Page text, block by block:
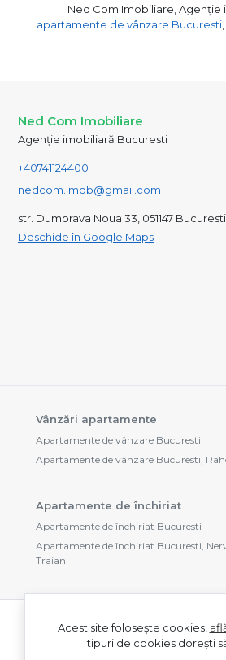
Ned Com Imobiliare, Agenție
apartamente de vânzare Bucuresti
Ned Com Imobiliare
Agenție imobiliară Bucuresti
+40741124400
nedcom.imob@gmail.com
str. Dumbrava Noua 33, 051147 Bucuresti
Deschide în Google Maps
Vânzări apartamente
Apartamente de vânzare Bucuresti
Apartamente de vânzare Bucuresti,
Apartamente de închiriat
Apartamente de închiriat Bucuresti
Apartamente de închiriat Bucuresti,
Traian
Acest site folosește cookies,
tipuri de cookies dorești